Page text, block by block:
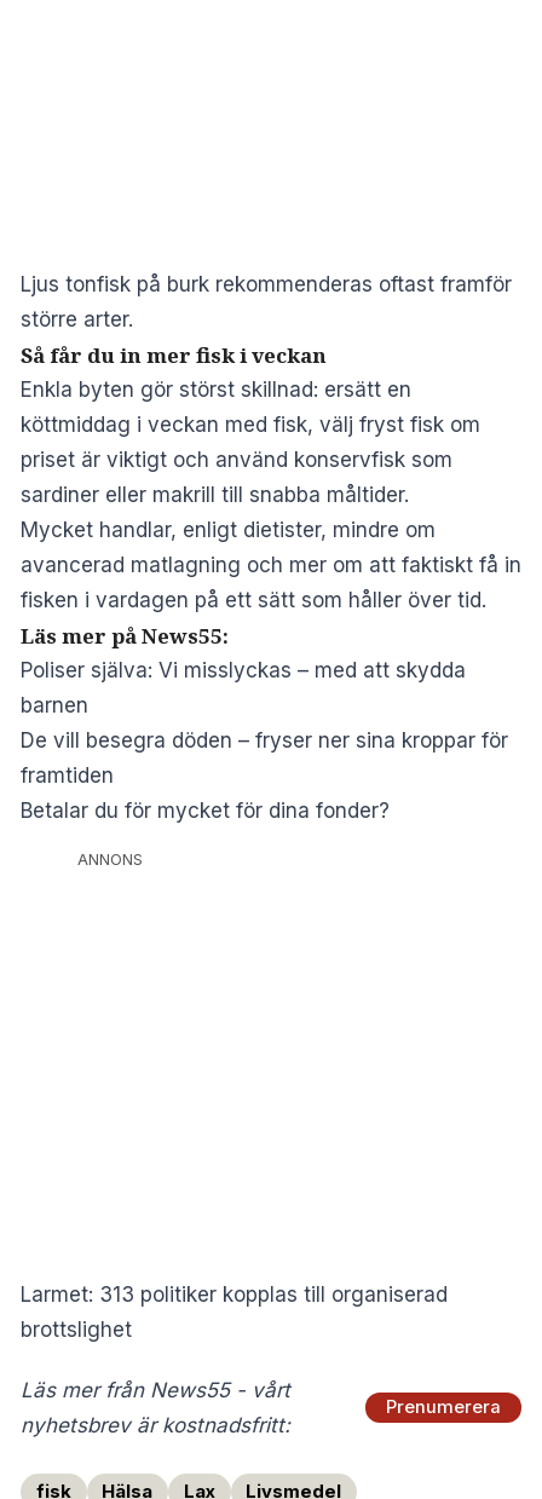
Ljus tonfisk på burk rekommenderas oftast framför
större arter.
Så får du in mer fisk i veckan
Enkla byten gör störst skillnad: ersätt en
köttmiddag i veckan med fisk, välj fryst fisk om
priset är viktigt och använd konservfisk som
sardiner eller makrill till snabba måltider.
Mycket handlar, enligt dietister, mindre om
avancerad matlagning och mer om att faktiskt få in
fisken i vardagen på ett sätt som håller över tid.
Läs mer på News55:
Poliser själva: Vi misslyckas – med att skydda
barnen
De vill besegra döden – fryser ner sina kroppar för
framtiden
Betalar du för mycket för dina fonder?
ANNONS
Larmet: 313 politiker kopplas till organiserad
brottslighet
Läs mer från News55 - vårt
nyhetsbrev är kostnadsfritt:
Prenumerera
fisk Hälsa Lax
Livsmedel